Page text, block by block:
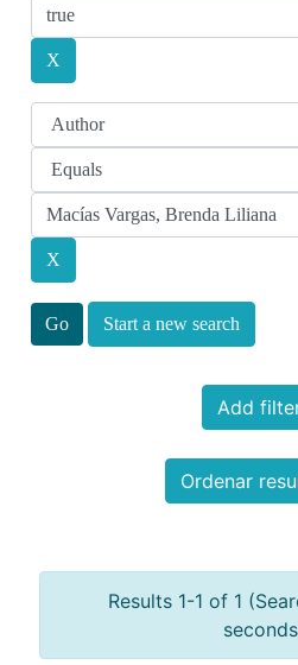
Start a new search
Add
Ordenar
Results 1-1 of 1